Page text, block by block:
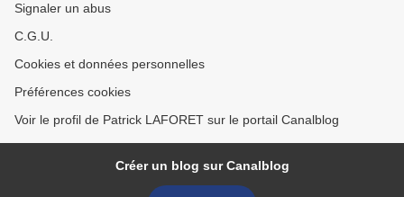
Signaler un abus
C.G.U.
Cookies et données personnelles
Préférences cookies
Voir le profil de Patrick LAFORET sur le portail Canalblog
Créer un blog sur Canalblog